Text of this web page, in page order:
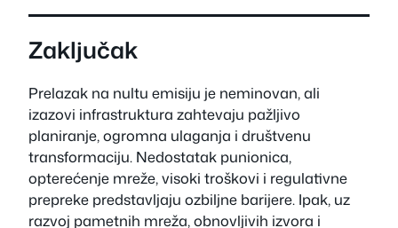
Zaključak
Prelazak na nultu emisiju je neminovan, ali
izazovi infrastruktura zahtevaju pažljivo
planiranje, ogromna ulaganja i društvenu
transformaciju. Nedostatak punionica,
opterećenje mreže, visoki troškovi i regulativne
prepreke predstavljaju ozbiljne barijere. Ipak, uz
razvoj pametnih mreža, obnovljivih izvora i